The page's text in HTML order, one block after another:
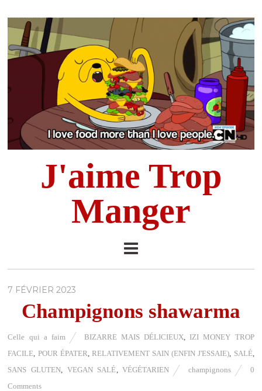
J'aime Trop
Manger
7 FÉVRIER 2023
Champignons shawarma
Celle qui a faim BIZARRE MAIS DÉLICIEUX
IZI MONEY TROP
FACILE POUR ÉPATER RELATIVEMENT SAIN (ENFIN J'ESSAIE) SALÉ,
SANS GLUTEN
VEGAN SALÉ ,VÉGÉTARIEN champignons
0
Comments